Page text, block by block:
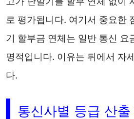
로 평가됩니다. 여기서 중요한
기 할부금 연체는 일반 통신 요
명적입니다. 이유는 뒤에서 자
다.
통신사별 등급 산출